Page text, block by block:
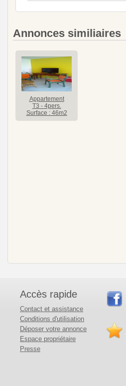
Annonces similiaires
Appartement
T3 - 4pers.
Surface : 46m2
Accès rapide
Contact et assistance
Conditions d'utilisation
Déposer votre annonce
Espace propriétaire
Presse